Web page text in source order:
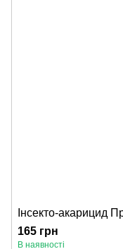
Інсекто-акарицид
165 грн
В наявності